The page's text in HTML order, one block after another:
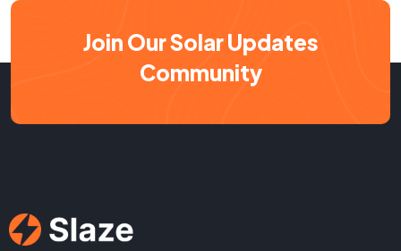
Join Our Solar Updates
Community